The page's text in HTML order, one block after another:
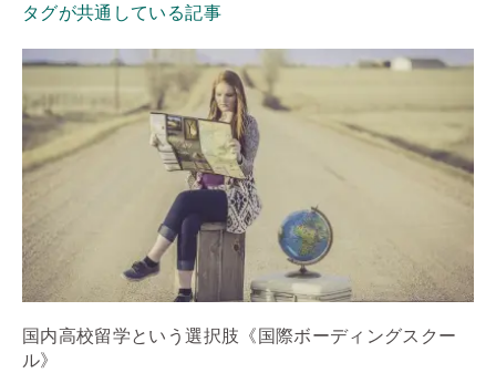
タグが共通している記事
国内高校留学という選択肢《国際ボーディングスクー
ル》